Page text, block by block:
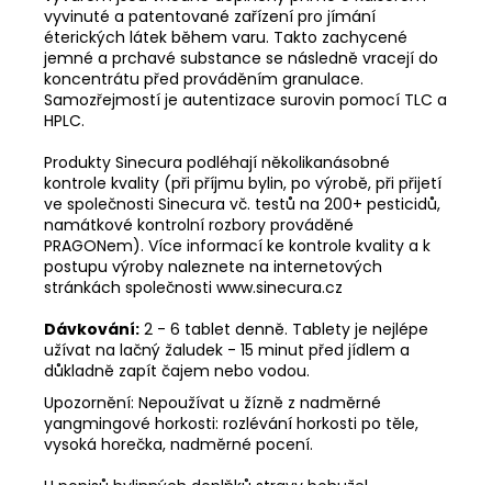
vyvinuté a patentované zařízení pro jímání
éterických látek během varu. Takto zachycené
jemné a prchavé substance se následně vracejí do
koncentrátu před prováděním granulace.
Samozřejmostí je autentizace surovin pomocí TLC a
HPLC.
Produkty Sinecura podléhají několikanásobné
kontrole kvality (při příjmu bylin, po výrobě, při přijetí
ve společnosti Sinecura vč. testů na 200+ pesticidů,
namátkové kontrolní rozbory prováděné
PRAGONem). Více informací ke kontrole kvality a k
postupu výroby naleznete na internetových
stránkách společnosti www.sinecura.cz
Dávkování: 2 - 6 tablet denně. Tablety je nejlépe
užívat na lačný žaludek - 15 minut před jídlem a
důkladně zapít čajem nebo vodou.
Upozornění: Nepoužívat u žízně z nadměrné
yangmingové horkosti: rozlévání horkosti po těle,
vysoká horečka, nadměrné pocení.